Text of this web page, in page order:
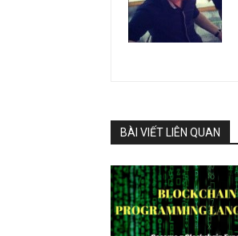
BÀI VIẾT LIÊN QUAN